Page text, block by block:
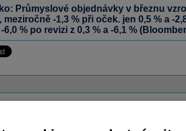
Průmyslové objednávky v březnu
meziročně -1,3 % při oček. jen 0,5 % a -
6,0 % po revizi z 0,3 % a -6,1 %